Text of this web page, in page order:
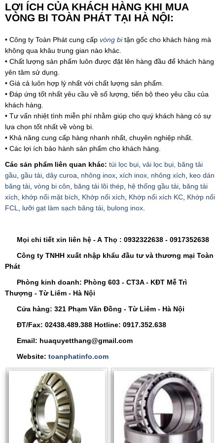
LỢI ÍCH CỦA KHÁCH HÀNG KHI MUA
VÒNG BI TOÀN PHÁT TẠI HÀ NỘI:
• Công ty Toàn Phát cung cấp vòng bi tận gốc cho khách hàng mà
không qua khâu trung gian nào khác.
• Chất lượng sản phẩm luôn được đặt lên hàng đầu để khách hàng
yên tâm sử dụng.
• Giá cả luôn hợp lý nhất với chất lượng sản phẩm.
• Đáp ứng tốt nhất yêu cầu về số lượng, tiến bộ theo yêu cầu của
khách hàng.
• Tư vấn nhiệt tình miễn phí nhằm giúp cho quý khách hàng có sự
lựa chọn tốt nhất về vòng bi.
• Khả năng cung cấp hàng nhanh nhất, chuyên nghiệp nhất.
• Các lợi ích bảo hành sản phẩm cho khách hàng.
Các sản phẩm liên quan khác: túi lọc bụi, vải lọc bụi, băng tải
gầu, gầu tải, dây curoa, nhông inox, xích inox, nhông xích, keo dán
băng tải, vòng bi côn, băng tải lõi thép, hệ thống gầu tải, băng tải
xích, khớp nối mặt bích, Khớp nối xích, Khớp nối xích KC, Khớp nối
FCL, lưỡi gạt làm sạch băng tải, bulong inox.
Mọi chi tiết xin liên hệ - A Thọ : 0932322638 - 0917352638
Công ty TNHH xuất nhập khẩu đầu tư và thương mại Toàn
Phát
Phòng kinh doanh: Phòng 603 - CT3A - KĐT Mễ Trì
Thượng - Từ Liêm - Hà Nội
Cửa hàng: 321 Phạm Văn Đồng - Từ Liêm - Hà Nội
ĐT/Fax: 02438.489.388 Hotline: 0917.352.638
Email: huaquyetthang@gmail.com
Website: toanphatinfo.com